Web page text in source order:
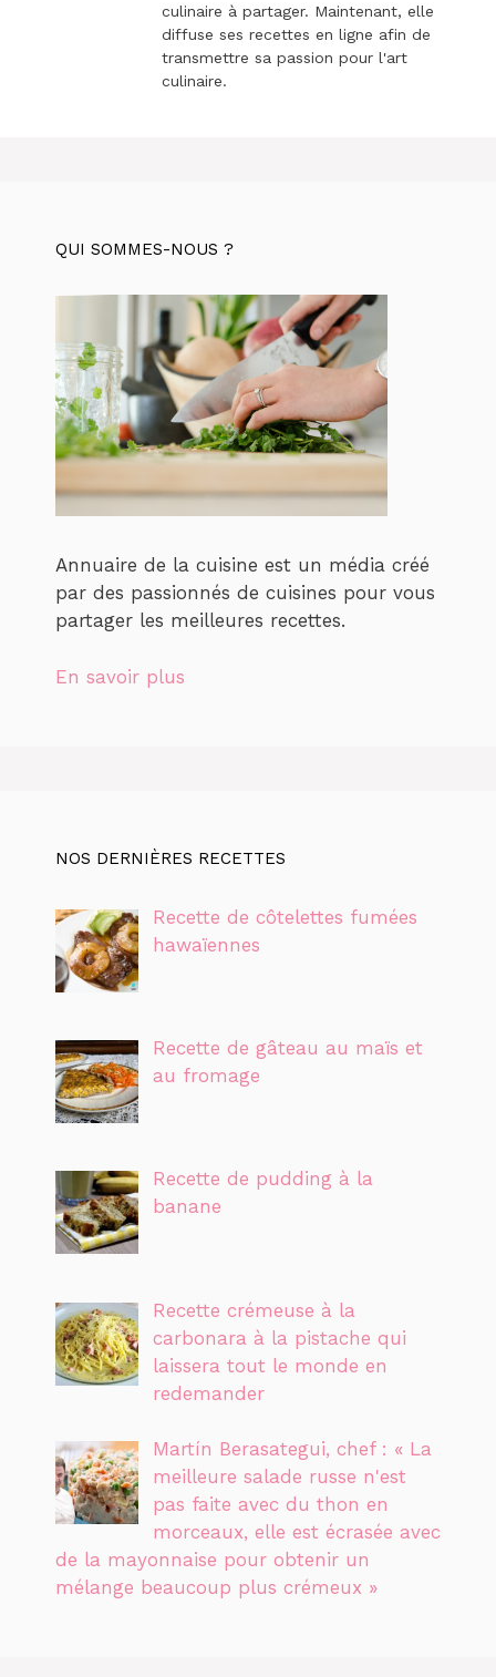
culinaire à partager. Maintenant, elle
diffuse ses recettes en ligne afin de
transmettre sa passion pour l'art
culinaire.
QUI SOMMES-NOUS ?
Annuaire de la cuisine est un média créé
par des passionnés de cuisines pour vous
partager les meilleures recettes.
En savoir plus
NOS DERNIÈRES RECETTES
Recette de côtelettes fumées
hawaïennes
Recette de gâteau au maïs et
au fromage
Recette de pudding à la
banane
Recette crémeuse à la
carbonara à la pistache qui
laissera tout le monde en
redemander
Martín Berasategui, chef : « La
meilleure salade russe n'est
pas faite avec du thon en
morceaux, elle est écrasée avec
de la mayonnaise pour obtenir un
mélange beaucoup plus crémeux »